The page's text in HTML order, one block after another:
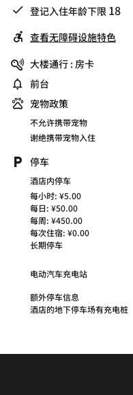
登记入住年龄下限 18
查看无障碍设施特色
大楼通行 : 房卡
前台
宠物政策
不允许携带宠物
谢绝携带宠物入住
停车
酒店内停车
每小时: ¥5.00
每日: ¥50.00
每周: ¥450.00
每次住宿: ¥0.00
长期停车
电动汽车充电站
额外停车信息
酒店的地下停车场有充电桩